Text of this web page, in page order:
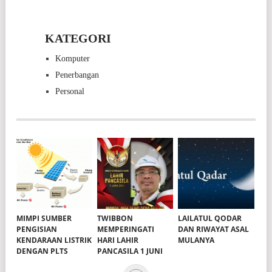
KATEGORI
Komputer
Penerbangan
Personal
MIMPI SUMBER
PENGISIAN
KENDARAAN LISTRIK
DENGAN PLTS
TWIBBON
MEMPERINGATI
HARI LAHIR
PANCASILA 1 JUNI
LAILATUL QODAR
DAN RIWAYAT ASAL
MULANYA